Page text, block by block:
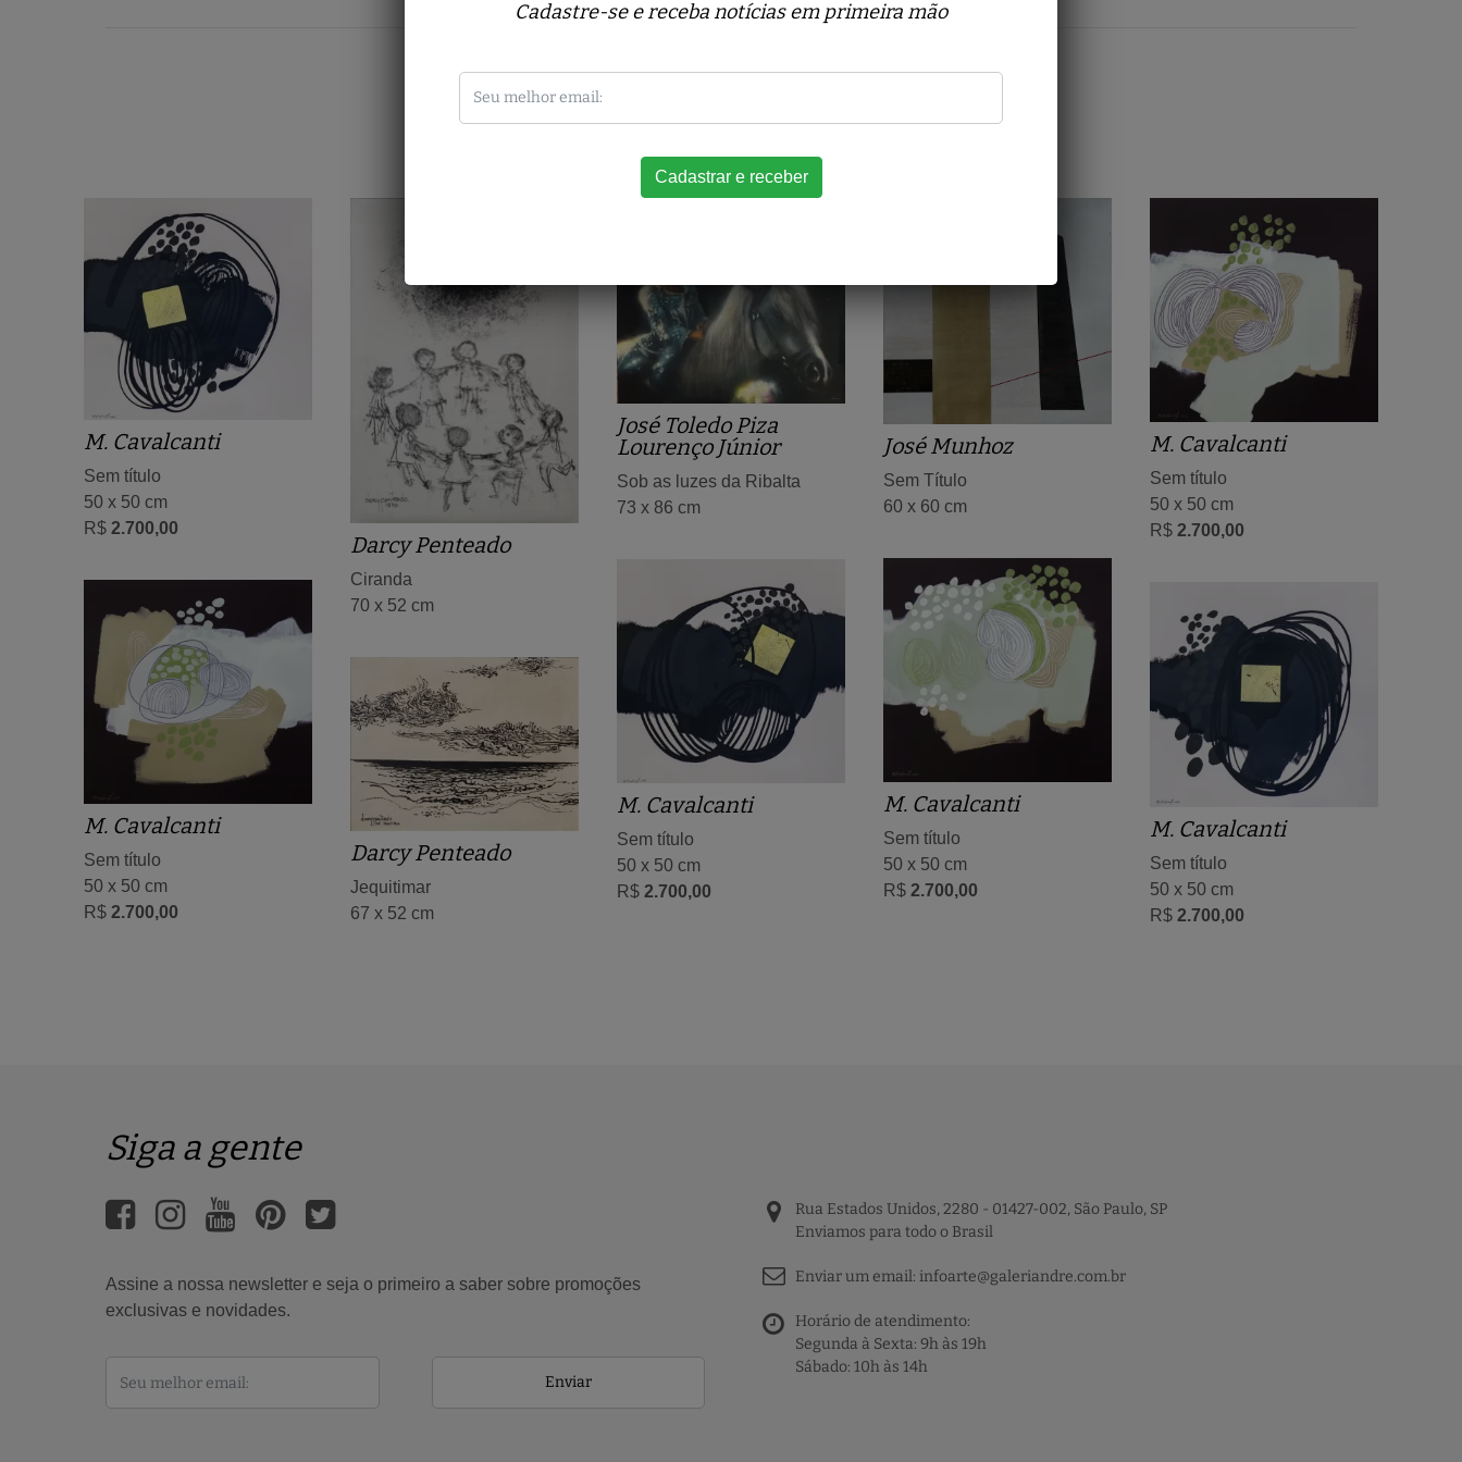
Obras relacionadas
M. Cavalcanti
Sem título
50 x 50 cm
R$ 2.700,00
Darcy Penteado
Ciranda
70 x 52 cm
José Toledo Piza
Lourenço Júnior
Sob as luzes da Ribalta
73 x 86 cm
José Munhoz
Sem Título
60 x 60 cm
M. Cavalcanti
Sem título
50 x 50 cm
R$ 2.700,00
M. Cavalcanti
Sem título
50 x 50 cm
R$ 2.700,00
M. Cavalcanti
Sem título
50 x 50 cm
R$ 2.700,00
M. Cavalcanti
Sem título
50 x 50 cm
R$ 2.700,00
M. Cavalcanti
Sem título
50 x 50 cm
R$ 2.700,00
Darcy Penteado
Jequitimar
67 x 52 cm
Siga a gente
Assine a nossa newsletter e seja o primeiro a saber sobre promoções
exclusivas e novidades.
Enviar
Rua Estados Unidos, 2280 - 01427-002, São Paulo, SP
Enviamos para todo o Brasil
Enviar um email: infoarte@galeriandre.com.br
Horário de atendimento:
Segunda à Sexta: 9h às 19h
Sábado: 10h às 14h
Cadastre-se e receba notícias em primeira mão